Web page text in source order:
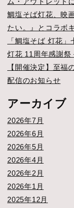
鯛塩そば灯花、映
たい。』とコラボ
「鯛塩そば 灯花
灯花 11周年感謝
【開催決定】至福
配信のお知らせ
アーカイブ
2026年7月
2026年6月
2026年5月
2026年4月
2026年2月
2026年1月
2025年12月